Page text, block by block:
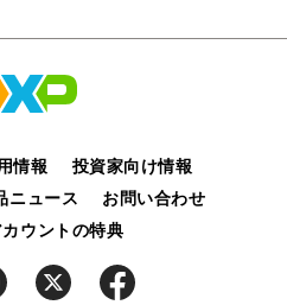
情報
投資家向け情報
ニュース
お問い合わせ
ウントの特典